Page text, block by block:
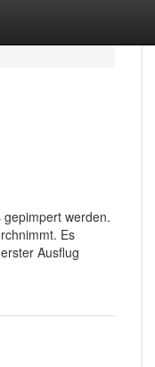
werden.
Es
Ausflug